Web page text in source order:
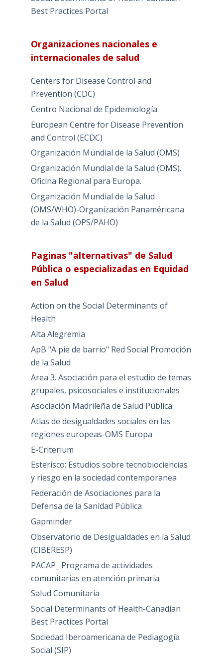
Best Practices Portal
Organizaciones nacionales e
internacionales de salud
Centers for Disease Control and
Prevention (CDC)
Centro Nacional de Epidemiología
European Centre for Disease Prevention
and Control (ECDC)
Organización Mundial de la Salud (OMS)
Organización Mundial de la Salud (OMS).
Oficina Regional para Europa.
Organización Mundial de la Salud
(OMS/WHO)-Organización Panaméricana
de la Salud (OPS/PAHO)
Paginas "alternativas" de Salud
Pública o especializadas en Equidad
en Salud
Action on the Social Determinants of
Health
Alta Alegremia
ApB "A pie de barrio" Red Social Promoción
de la Salud
Area 3. Asociación para el estudio de temas
grupales, psicosociales e institucionales
Asociación Madrileña de Salud Pública
Atlas de desigualdades sociales en las
regiones europeas-OMS Europa
E-Criterium
Esterisco: Estudios sobre tecnobiociencias
y riesgo en la sociedad contemporanea
Federación de Asociaciones para la
Defensa de la Sanidad Pública
Gapminder
Observatorio de Desigualdades en la Salud
(CIBERESP)
PACAP_ Programa de actividades
comunitarias en atención primaria
Salud Comunitaria
Social Determinants of Health-Canadian
Best Practices Portal
Sociedad Iberoamericana de Pediagogía
Social (SIP)